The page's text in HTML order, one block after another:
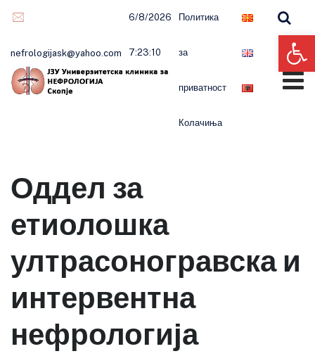
nefrologijask@yahoo.com
6/8/2026
7:23:11
Политика
за
приватност
Колачиња
Оддел за
етиолошка
ултрасоногравска и
интервентна
нефрологија